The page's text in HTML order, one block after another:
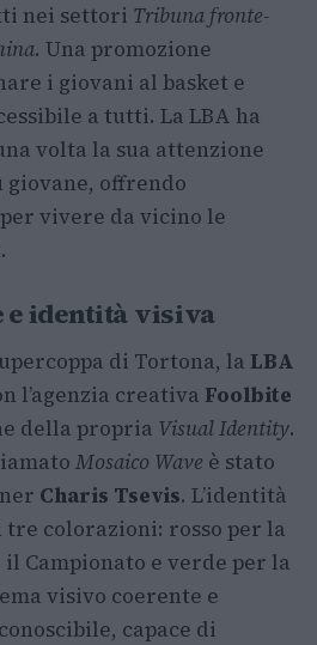
nei settori Tribuna fronte-
. Una promozione
i giovani al basket e
a tutti. La LBA ha
volta la sua attenzione
offrendo
vivere da vicino le
identità visiva
di Tortona, la LBA
l’agenzia creativa Foolbite
della propria Visual Identity.
Mosaico Wave è stato
Charis Tsevis. L’identità
colorazioni: rosso per la
Campionato e verde per la
visivo coerente e
capace di